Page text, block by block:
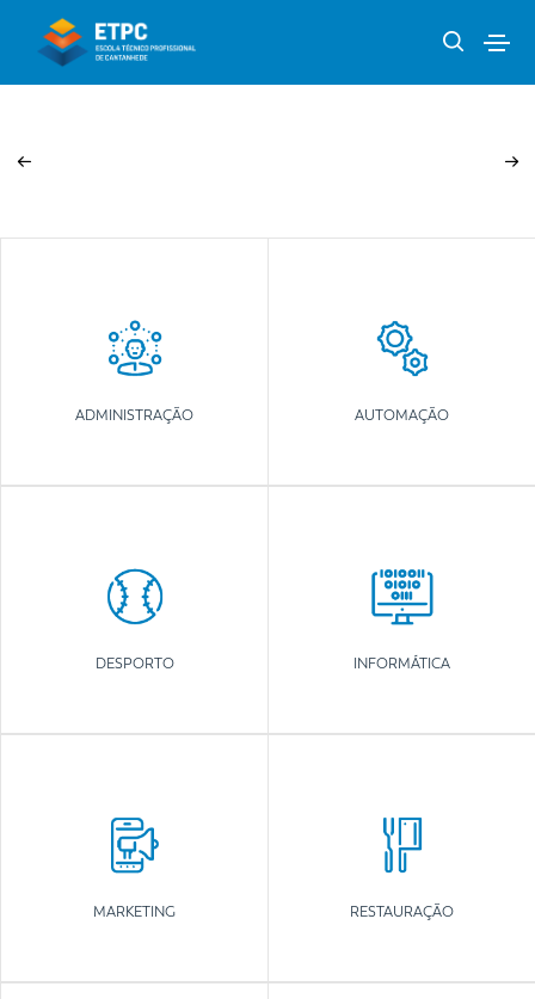
ADMINISTRAÇÃO AUTOMAÇÃO
DESPORTO INFORMÁTICA
MARKETING RESTAURAÇÃO